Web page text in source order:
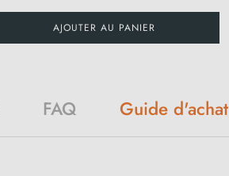
AJOUTER AU PANIER
FAQ Guide d'achat